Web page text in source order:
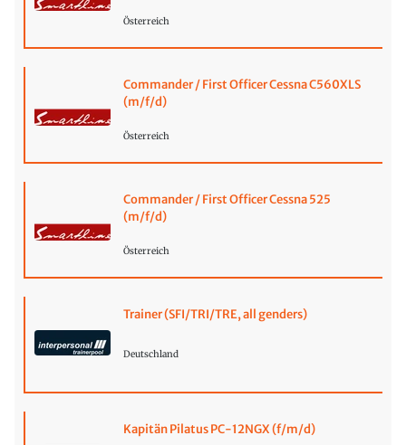
Österreich
Commander / First Officer Cessna C560XLS
(m/f/d)
Österreich
Commander / First Officer Cessna 525
(m/f/d)
Österreich
Trainer (SFI/TRI/TRE, all genders)
Deutschland
Kapitän Pilatus PC-12NGX (f/m/d)